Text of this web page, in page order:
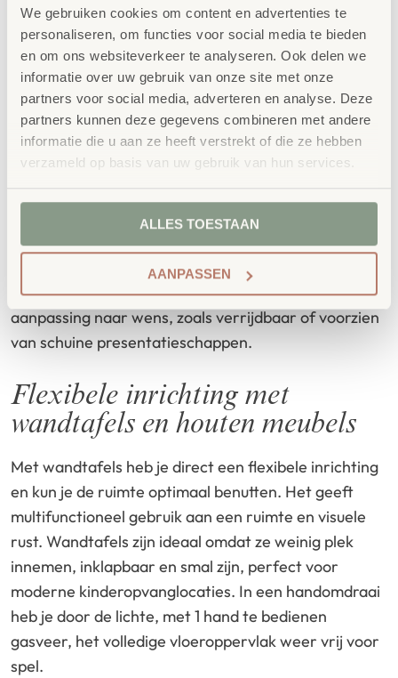
We gebruiken cookies om content en advertenties te
personaliseren, om functies voor social media te bieden
en om ons websiteverkeer te analyseren. Ook delen we
informatie over uw gebruik van onze site met onze
partners voor social media, adverteren en analyse. Deze
partners kunnen deze gegevens combineren met andere
informatie die u aan ze heeft verstrekt of die ze hebben
verzameld op basis van uw gebruik van hun services.
ALLES TOESTAAN
AANPASSEN
keuze.
Creëer een inspirerende
leeshoek met een houten
boekenkast
Een mooie leeshoek draait niet alleen om een
boekenkast, maar om sfeer, rust en comfort. Met
een houten kast van One Wood kun je een heel
natuurlijk en warm effect creëren. De kracht van een
One Wood boekenkast zit in het herkenbare lichte,
Scandinavische hout en de mogelijkheden tot
aanpassing naar wens, zoals verrijdbaar of voorzien
van schuine presentatieschappen.
Flexibele inrichting met
wandtafels en houten meubels
Met wandtafels heb je direct een flexibele inrichting
en kun je de ruimte optimaal benutten. Het geeft
multifunctioneel gebruik aan een ruimte en visuele
rust. Wandtafels zijn ideaal omdat ze weinig plek
innemen, inklapbaar en smal zijn, perfect voor
moderne kinderopvanglocaties. In een handomdraai
heb je door de lichte, met 1 hand te bedienen
gasveer, het volledige vloeroppervlak weer vrij voor
spel.